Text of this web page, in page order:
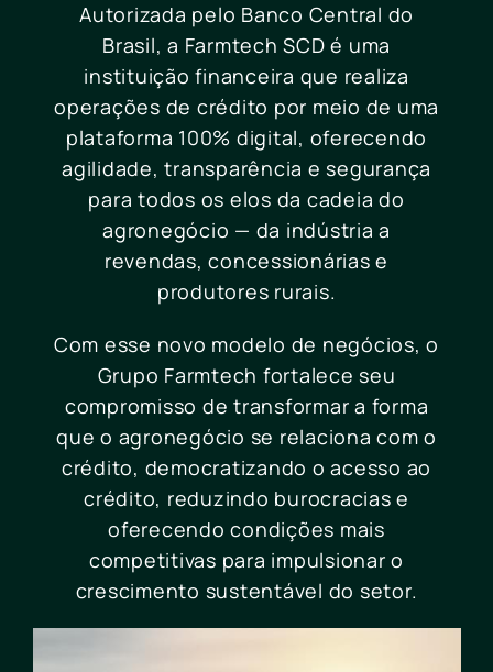
Autorizada pelo Banco Central do
Brasil, a Farmtech SCD é uma
instituição financeira que realiza
operações de crédito por meio de uma
plataforma 100% digital, oferecendo
agilidade, transparência e segurança
para todos os elos da cadeia do
agronegócio — da indústria a
revendas, concessionárias e
produtores rurais.
Com esse novo modelo de negócios, o
Grupo Farmtech fortalece seu
compromisso de transformar a forma
que o agronegócio se relaciona com o
crédito, democratizando o acesso ao
crédito, reduzindo burocracias e
oferecendo condições mais
competitivas para impulsionar o
crescimento sustentável do setor.